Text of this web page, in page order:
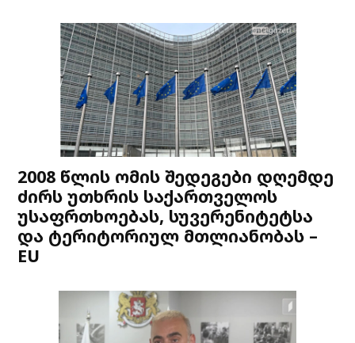
2008 წლის ომის შედეგები დღემდე
ძირს უთხრის საქართველოს
უსაფრთხოებას, სუვერენიტეტსა
და ტერიტორიულ მთლიანობას –
EU